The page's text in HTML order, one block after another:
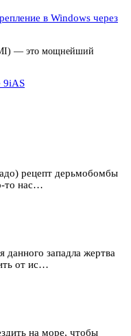
в Windows через
— это мощнейший
9iAS
рецепт дерьмобомбы
то нас…
западла жертва
от ис…
на море, чтобы